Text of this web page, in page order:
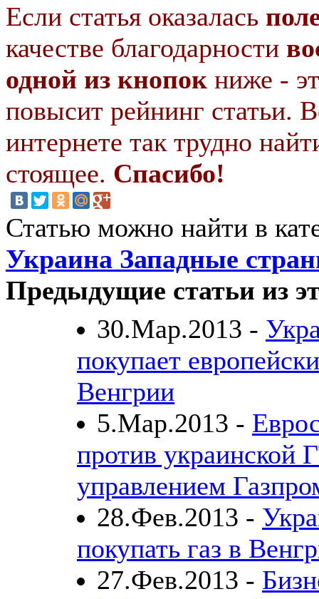
Если статья оказалась
качестве благодарности
одной из кнопок ниже -
повысит рейнинг статьи.
интернете так трудно
стоящее. Спасибо!
Статью можно найти в
Украина Западные
Предыдущие статьи из
30.Мар.2013 -
покупает
Венгрии
5.Мар.2013 -
против украинской
управлением
28.Фев.2013 -
покупать газ в
27.Фев.2013 -